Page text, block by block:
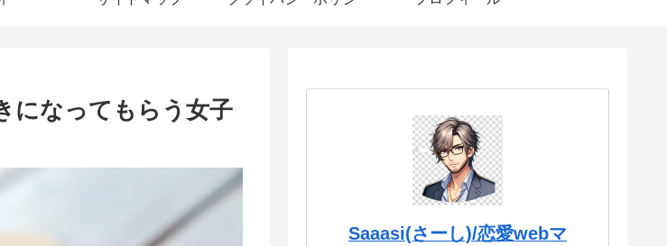
になってもらう女子
Saaasi(さーし)/恋愛webマ